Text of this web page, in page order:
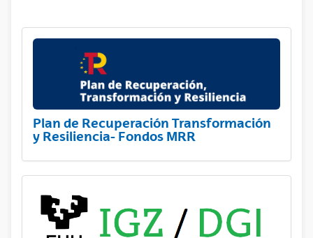
Plan de Recuperación Transformación
y Resiliencia- Fondos MRR